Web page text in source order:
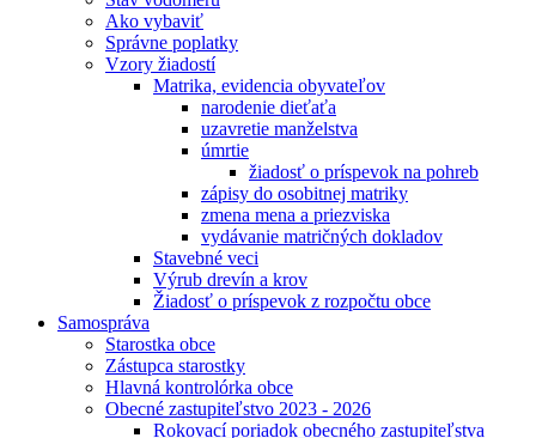
Ako vybaviť
Správne poplatky
Vzory žiadostí
Matrika, evidencia obyvateľov
narodenie dieťaťa
uzavretie manželstva
úmrtie
žiadosť o príspevok na pohreb
zápisy do osobitnej matriky
zmena mena a priezviska
vydávanie matričných dokladov
Stavebné veci
Výrub drevín a krov
Žiadosť o príspevok z rozpočtu obce
Samospráva
Starostka obce
Zástupca starostky
Hlavná kontrolórka obce
Obecné zastupiteľstvo 2023 - 2026
Rokovací poriadok obecného zastupiteľstva